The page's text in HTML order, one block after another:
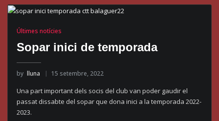
Últimes notícies
Sopar inici de temporada
by lluna 15 setembre, 2022
Una part important dels socis del club van poder gaudir el
passat dissabte del sopar que dona inici a la temporada 2022-
2023.